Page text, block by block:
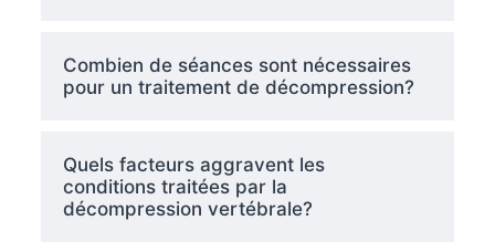
Combien de séances sont nécessaires
pour un traitement de décompression?
Quels facteurs aggravent les
conditions traitées par la
décompression vertébrale?